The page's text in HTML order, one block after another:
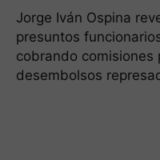
Jorge Iván Ospina
presuntos
cobrando comisiones
desembolsos